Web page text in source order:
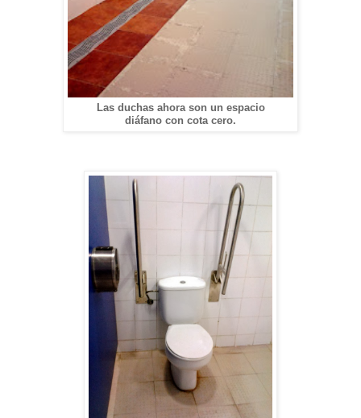
Las duchas ahora son un espacio
diáfano con cota cero.